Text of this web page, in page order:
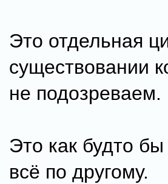
Это отдельная
существовании
не подозреваем.
Это как будто
всё по другому.